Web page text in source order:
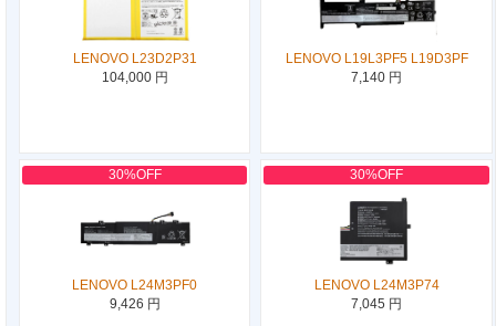
LENOVO L23D2P31
104,000 円
LENOVO L19L3PF5 L19D3PF
7,140 円
30%OFF
LENOVO L24M3PF0
9,426 円
30%OFF
LENOVO L24M3P74
7,045 円